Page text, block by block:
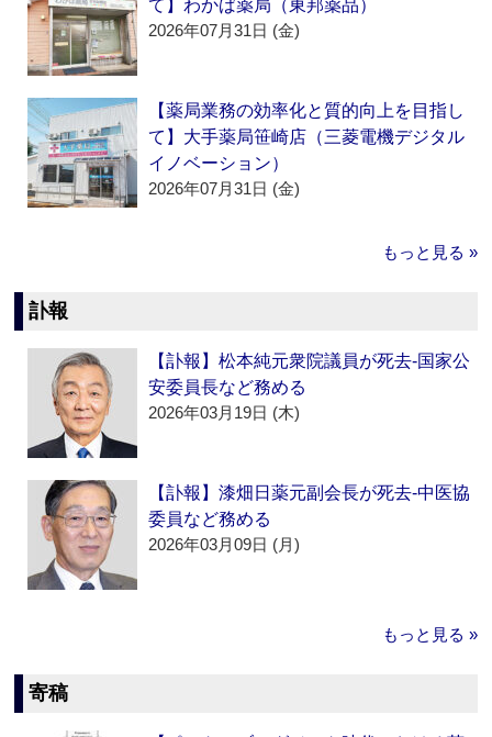
て】わかば薬局（東邦薬品）
2026年07月31日 (金)
【薬局業務の効率化と質的向上を目指し
て】大手薬局笹崎店（三菱電機デジタル
イノベーション）
2026年07月31日 (金)
もっと見る »
訃報
【訃報】松本純元衆院議員が死去‐国家公
安委員長など務める
2026年03月19日 (木)
【訃報】漆畑日薬元副会長が死去‐中医協
委員など務める
2026年03月09日 (月)
もっと見る »
寄稿